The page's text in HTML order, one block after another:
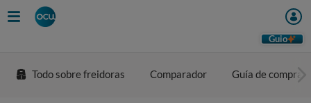
Guio
Todo sobre freidoras Comparador Guía de compra